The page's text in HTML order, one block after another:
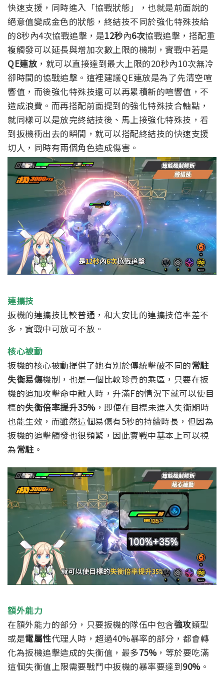
快速支援，同時進入「協戰狀態」，也就是前面說的
絕意值變成金色的狀態，終結技不同於強化特殊技給
的8秒內4次協戰追擊，是12秒內6次協戰追擊，搭配重
複觸發可以延長與增加次數上限的機制， 實戰中若是
QE連放 ，就可以直接達到最大上限的20秒內10次無冷
卻時間的協戰追擊。 這裡建議QE連放是為了先清空喧
響值，而後強化特殊技還可以再累積新的喧響值，不
造成浪費。而再搭配前面提到的強化特殊技合軸點，
就同樣可以是放完終結技後、馬上接強化特殊技，看
到扳機衝出去的瞬間，就可以搭配終結技的快速支援
切人，同時有兩個角色造成傷害。
連攜技
扳機的連攜技比較普通，和大安比的連攜技倍率差不
多，實戰中可放可不放。
核心被動
扳機的核心被動提供了她有別於傳統擊破不同的常駐
失衡易傷機制，也是一個比較珍貴的乘區，只要在扳
機的追加攻擊命中敵人時， 升滿F的情況下就可以使目
標的失衡倍率提升35%，即便在目標未進入失衡期時
也能生效，而雖然這個易傷有5秒的持續時長，但因為
扳機的追擊觸發也很頻繁，因此實戰中基本上可以視
為常駐。
額外能力
在額外能力的部分，只要扳機的隊伍中包含強攻類型
或是電屬性代理人時，超過40%暴率的部分，都會轉
化為扳機追擊造成的失衡值，最多75%，等於要吃滿
這個失衡值上限需要戰鬥中扳機的暴率要達到90%。